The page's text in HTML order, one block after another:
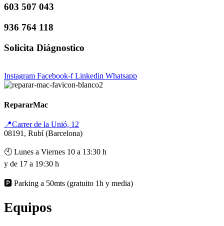
603 507 043
936 764 118
Solicita Diágnostico
Instagram Facebook-f Linkedin Whatsapp
RepararMac
📍Carrer de la Unió, 12
08191, Rubí (Barcelona)
🕙 Lunes a Viernes 10 a 13:30 h
y de 17 a 19:30 h
🅿️ Parking a 50mts (gratuito 1h y media)
Equipos